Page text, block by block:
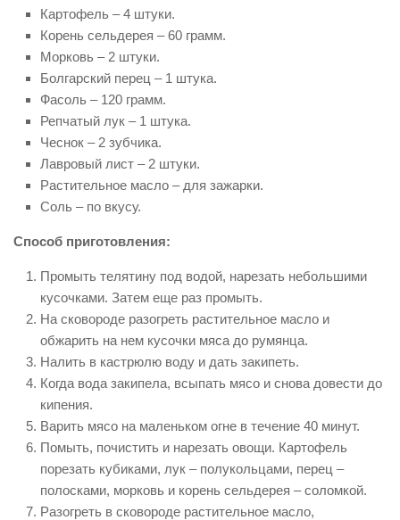
Картофель – 4 штуки.
Корень сельдерея – 60 грамм.
Морковь – 2 штуки.
Болгарский перец – 1 штука.
Фасоль – 120 грамм.
Репчатый лук – 1 штука.
Чеснок – 2 зубчика.
Лавровый лист – 2 штуки.
Растительное масло – для зажарки.
Соль – по вкусу.
Способ приготовления:
Промыть телятину под водой, нарезать небольшими
кусочками. Затем еще раз промыть.
На сковороде разогреть растительное масло и
обжарить на нем кусочки мяса до румянца.
Налить в кастрюлю воду и дать закипеть.
Когда вода закипела, всыпать мясо и снова довести до
кипения.
Варить мясо на маленьком огне в течение 40 минут.
Помыть, почистить и нарезать овощи. Картофель
порезать кубиками, лук – полукольцами, перец –
полосками, морковь и корень сельдерея – соломкой.
Разогреть в сковороде растительное масло,